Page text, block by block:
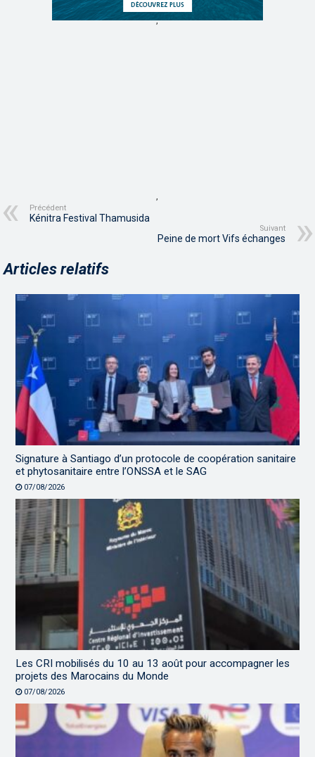
,
,
Précédent
Kénitra Festival Thamusida
Suivant
Peine de mort Vifs échanges
Articles relatifs
Signature à Santiago d’un protocole de coopération sanitaire
et phytosanitaire entre l’ONSSA et le SAG
07/08/2026
Les CRI mobilisés du 10 au 13 août pour accompagner les
projets des Marocains du Monde
07/08/2026